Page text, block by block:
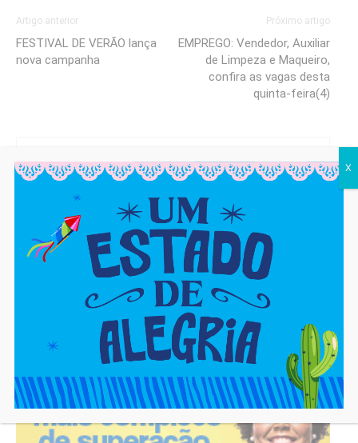
Artigo anterior
FESTIVAL DE VERÃO lança
nova campanha
Próximo artigo
EMPREGO: Vendedor, Auxiliar
de Limpeza e Maqueiro,
confira as vagas desta
quinta-feira(4)
cjadm X